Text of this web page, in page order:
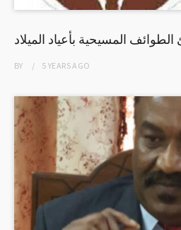
المسيحية بأعياد الميلاد
BY 5 YEARSAGO